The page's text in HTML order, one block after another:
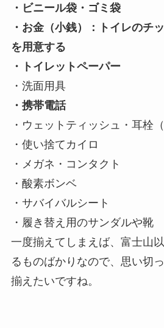
・ビニール袋・ゴミ袋
・お金（小銭）：トイレのチ
を用意する
・トイレットペーパー
・洗面用具
・携帯電話
・ウェットティッシュ・耳栓
・使い捨てカイロ
・メガネ・コンタクト
・酸素ボンベ
・サバイバルシート
・履き替え用のサンダルや靴
一度揃えてしまえば、富士山
るものばかりなので、思い切
揃えたいですね。